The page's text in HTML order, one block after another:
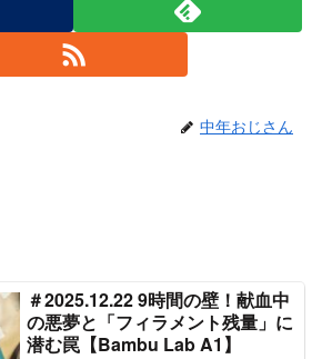
中年おじさん
＃2025.12.22 9時間の壁！献血中
の悪夢と「フィラメント残量」に
潜む罠【Bambu Lab A1】